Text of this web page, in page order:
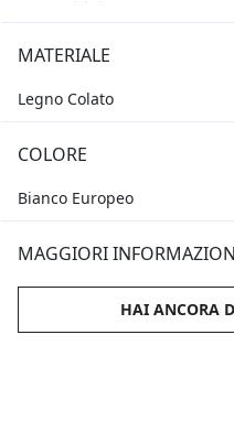
MATERIALE
Legno Colato
COLORE
Bianco Europeo
MAGGIORI
HAI ANCORA